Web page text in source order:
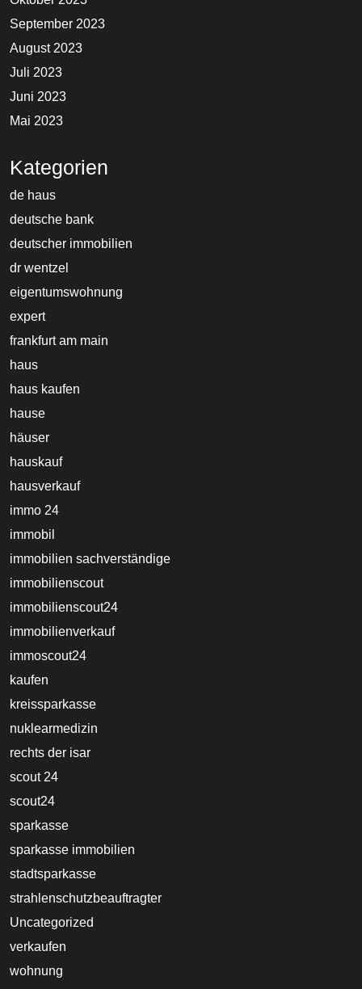
September 2023
August 2023
Juli 2023
Juni 2023
Mai 2023
Kategorien
de haus
deutsche bank
deutscher immobilien
dr wentzel
eigentumswohnung
expert
frankfurt am main
haus
haus kaufen
hause
häuser
hauskauf
hausverkauf
immo 24
immobil
immobilien sachverständige
immobilienscout
immobilienscout24
immobilienverkauf
immoscout24
kaufen
kreissparkasse
nuklearmedizin
rechts der isar
scout 24
scout24
sparkasse
sparkasse immobilien
stadtsparkasse
strahlenschutzbeauftragter
Uncategorized
verkaufen
wohnung